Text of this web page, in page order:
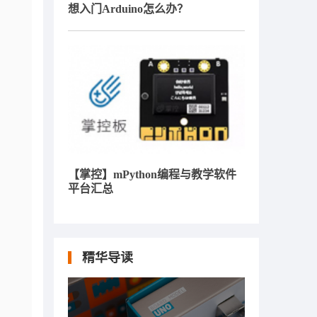
想入门Arduino怎么办？
【掌控】mPython编程与教学软件
平台汇总
精华导读